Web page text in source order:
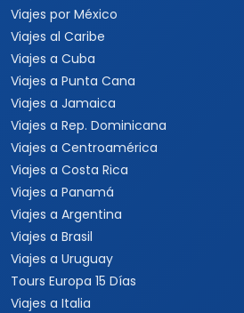
Viajes por México
Viajes al Caribe
Viajes a Cuba
Viajes a Punta Cana
Viajes a Jamaica
Viajes a Rep. Dominicana
Viajes a Centroamérica
Viajes a Costa Rica
Viajes a Panamá
Viajes a Argentina
Viajes a Brasil
Viajes a Uruguay
Tours Europa 15 Días
Viajes a Italia